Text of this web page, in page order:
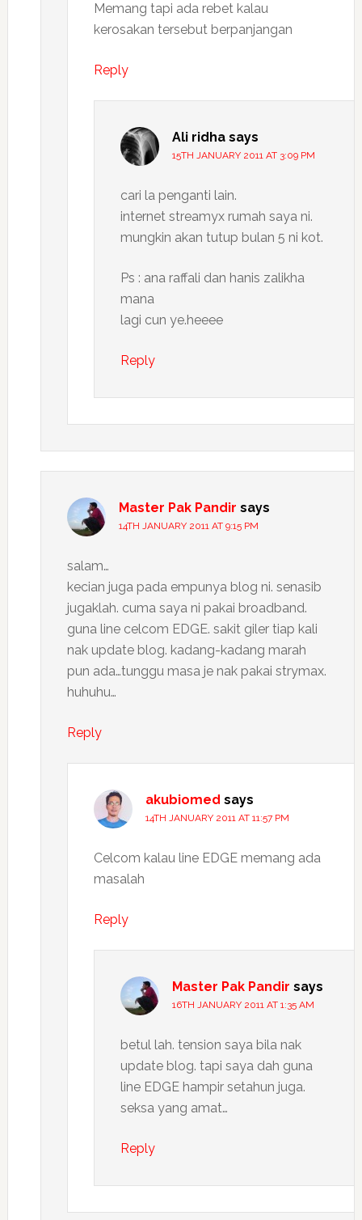
Memang tapi ada rebet kalau
kerosakan tersebut berpanjangan
Reply
Ali ridha says
15TH JANUARY 2011 AT 3:09 PM
cari la penganti lain.
internet streamyx rumah saya ni.
mungkin akan tutup bulan 5 ni kot.
Ps : ana raffali dan hanis zalikha
mana
lagi cun ye.heeee
Reply
Master Pak Pandir says
14TH JANUARY 2011 AT 9:15 PM
salam…
kecian juga pada empunya blog ni. senasib
jugaklah. cuma saya ni pakai broadband.
guna line celcom EDGE. sakit giler tiap kali
nak update blog. kadang-kadang marah
pun ada…tunggu masa je nak pakai strymax.
huhuhu…
Reply
akubiomed says
14TH JANUARY 2011 AT 11:57 PM
Celcom kalau line EDGE memang ada
masalah
Reply
Master Pak Pandir says
16TH JANUARY 2011 AT 1:35 AM
betul lah. tension saya bila nak
update blog. tapi saya dah guna
line EDGE hampir setahun juga.
seksa yang amat…
Reply